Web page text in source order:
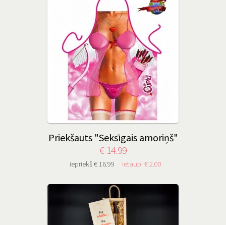
Priekšauts "Seksīgais amoriņš"
€ 14.99
iepriekš € 16.99 ietaupi € 2.00